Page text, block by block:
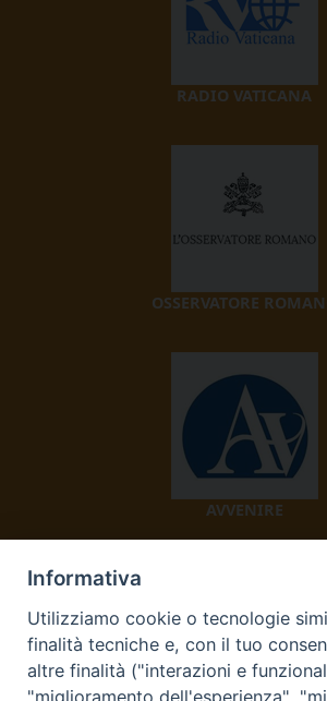
RADIO VATICANA
OSSERVATORE
AVVENIRE
Informativa
Utilizziamo cookie o tecnologie
finalità tecniche e, con il tuo
altre finalità ("interazioni e